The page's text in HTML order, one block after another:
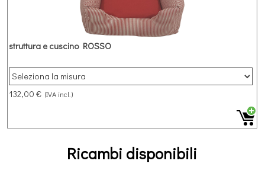
struttura e cuscino ROSSO
132,00 € (IVA incl.)
Ricambi disponibili